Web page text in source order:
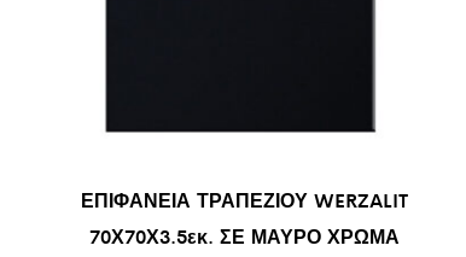
ΕΠΙΦΑΝΕΙΑ ΤΡΑΠΕΖΙΟΥ WERZALIT
70Χ70Χ3.5εκ. ΣΕ ΜΑΥΡΟ ΧΡΩΜΑ